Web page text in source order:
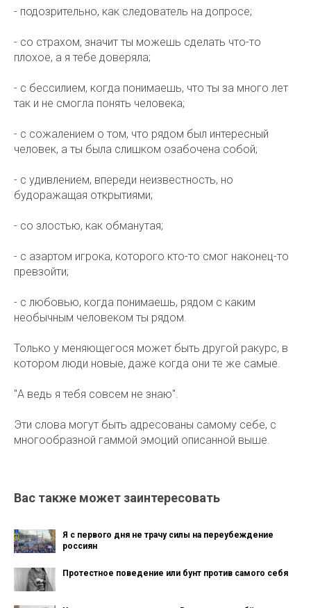
- подозрительно, как следователь на допросе;
- со страхом, значит ты можешь сделать что-то
плохое, а я тебе доверяла;
- с бессилием, когда понимаешь, что ты за много лет
так и не смогла понять человека;
- с сожалением о том, что рядом был интересный
человек, а ты была слишком озабочена собой;
- с удивлением, впереди неизвестность, но
будоражащая открытиями;
- со злостью, как обманутая;
- с азартом игрока, которого кто-то смог наконец-то
превзойти;
- с любовью, когда понимаешь, рядом с каким
необычным человеком ты рядом.
Только у меняющегося может быть другой ракурс, в
котором люди новые, даже когда они те же самые.
"А ведь я тебя совсем не знаю".
Эти слова могут быть адресованы самому себе, с
многообразной гаммой эмоций описанной выше.
Вас также может заинтересовать
Я с первого дня не трачу силы на переубеждение
россиян
Протестное поведение или бунт против самого себя